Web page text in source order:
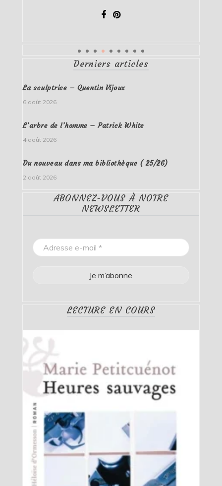
Derniers articles
La sculptrice – Quentin Vijoux
6 août 2026
L’arbre de l’homme – Patrick White
4 août 2026
Du nouveau dans ma bibliothèque ( 25/26)
2 août 2026
ABONNEZ-VOUS À NOTRE
NEWSLETTER
LECTURE EN COURS